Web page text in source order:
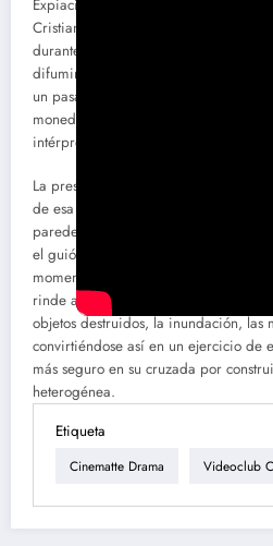
Expiación acompaña a cuatro
Cristian Jensen, Inés Urdinez,
durante su encierro en un caserón
difuminan sus límites hasta volverse
un pasado mejor y la certeza ante la
moneda corriente en los diálogos de
intérpretes parlamentan con
La presencia fantasmal de la
de esa familia encerrada física y
paredes. Perrone apuesta a la
el guión y el trabajo visual, para este
momentos alcanza una belleza
rinde ante el peso metafórico de sus
objetos destruidos, la inundación, las
convirtiéndose así en un ejercicio de
más seguro en su cruzada por
heterogénea.
Etiqueta
Cinematte Drama Videoclub